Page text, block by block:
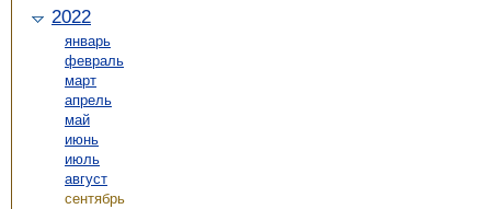
2022
январь
февраль
март
апрель
май
июнь
июль
август
сентябрь